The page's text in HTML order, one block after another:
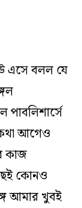
এসে বলল যে
পাবলিশার্সে
আগেও
কাজ
কোনও
আমার খুবই